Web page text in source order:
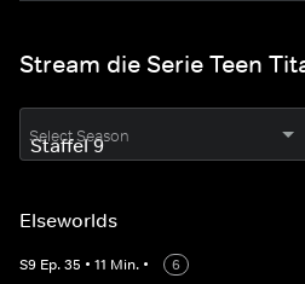
Stream die Serie Teen
Select Season
Elseworlds
S9 Ep.35 • 11 Min. •
6